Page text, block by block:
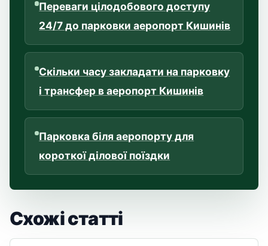
Переваги цілодобового доступу
24/7 до парковки аеропорт Кишинів
Скільки часу закладати на парковку
і трансфер в аеропорт Кишинів
Парковка біля аеропорту для
короткої ділової поїздки
Схожі статті